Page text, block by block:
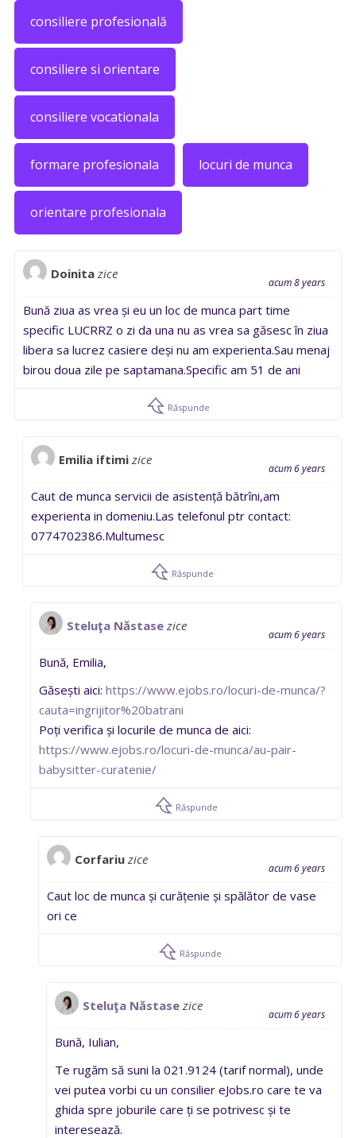
consiliere profesională
consiliere si orientare
consiliere vocationala
formare profesionala locuri de munca
orientare profesionala
Doinita zice
acum 8 years
Bună ziua as vrea și eu un loc de munca part time
specific LUCRRZ o zi da una nu as vrea sa găsesc în ziua
libera sa lucrez casiere deși nu am experienta.Sau menaj
birou doua zile pe saptamana.Specific am 51 de ani
Răspunde
Emilia iftimi zice
acum 6 years
Caut de munca servicii de asistență bătrîni,am
experienta in domeniu.Las telefonul ptr contact:
0774702386.Multumesc
Răspunde
Steluţa Năstase zice
acum 6 years
Bună, Emilia,
Găsești aici: https://www.ejobs.ro/locuri-de-munca/?
cauta=ingrijitor%20batrani
Poți verifica și locurile de munca de aici:
https://www.ejobs.ro/locuri-de-munca/au-pair-
babysitter-curatenie/
Răspunde
Corfariu zice
acum 6 years
Caut loc de munca și curățenie și spălător de vase
ori ce
Răspunde
Steluţa Năstase zice
acum 6 years
Bună, Iulian,
Te rugăm să suni la 021.9124 (tarif normal), unde
vei putea vorbi cu un consilier eJobs.ro care te va
ghida spre joburile care ți se potrivesc și te
interesează.